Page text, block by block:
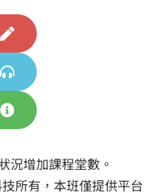
況增加課程堂數。
所有，本班僅提供平台